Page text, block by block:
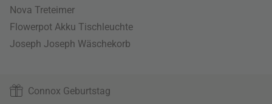
Nova Treteimer
Flowerpot Akku Tischleuchte
Joseph Joseph Wäschekorb
Connox Geburtstag